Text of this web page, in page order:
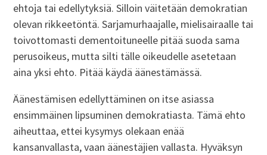
ehtoja tai edellytyksiä. Silloin väitetään demokratian
olevan rikkeetöntä. Sarjamurhaajalle, mielisairaalle tai
toivottomasti dementoituneelle pitää suoda sama
perusoikeus, mutta silti tälle oikeudelle asetetaan
aina yksi ehto. Pitää käydä äänestämässä.
Äänestämisen edellyttäminen on itse asiassa
ensimmäinen lipsuminen demokratiasta. Tämä ehto
aiheuttaa, ettei kysymys olekaan enää
kansanvallasta, vaan äänestäjien vallasta. Hyväksyn